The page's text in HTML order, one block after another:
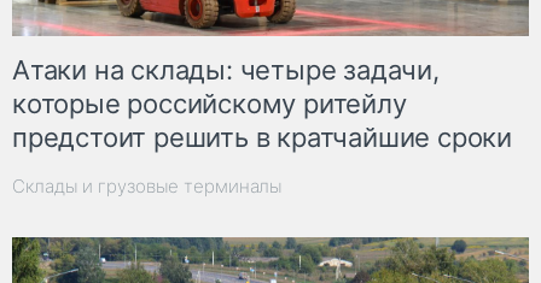
Атаки на склады: четыре задачи,
которые российскому ритейлу
предстоит решить в кратчайшие сроки
Склады и грузовые терминалы